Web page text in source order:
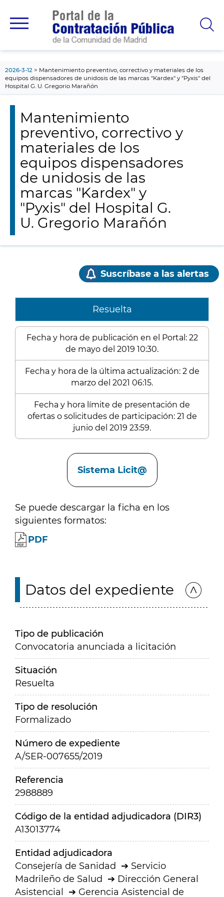
principal
2026-3-12
Mantenimiento preventivo, correctivo y materiales de los
equipos dispensadores de unidosis de las marcas "Kardex" y "Pyxis" del
Hospital G. U. Gregorio Marañón
Mantenimiento
preventivo, correctivo y
materiales de los
equipos dispensadores
de unidosis de las
marcas "Kardex" y
"Pyxis" del Hospital G.
U. Gregorio Marañón
Suscríbase a las alertas
Resuelta
Fecha y hora de publicación en el Portal: 22
de mayo del 2019 10:30.
Fecha y hora de la última actualización: 2 de
marzo del 2021 06:15.
Fecha y hora límite de presentación de
ofertas o solicitudes de participación: 21 de
junio del 2019 23:59.
Sistema Licit@
Se puede descargar la ficha en los
siguientes formatos:
PDF
Datos del expediente
Tipo de publicación
Convocatoria anunciada a licitación
Situación
Resuelta
Tipo de resolución
Formalizado
Número de expediente
A/SER-007655/2019
Referencia
2988889
Código de la entidad adjudicadora (DIR3)
A13013774
Entidad adjudicadora
Consejería de Sanidad
Servicio
Madrileño de Salud
Dirección General
Asistencial
Gerencia Asistencial de